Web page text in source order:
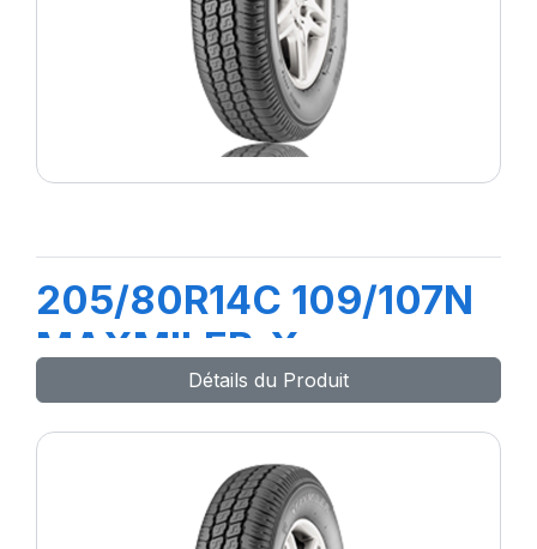
205/80R14C 109/107N
MAXMILER-X
Détails du Produit